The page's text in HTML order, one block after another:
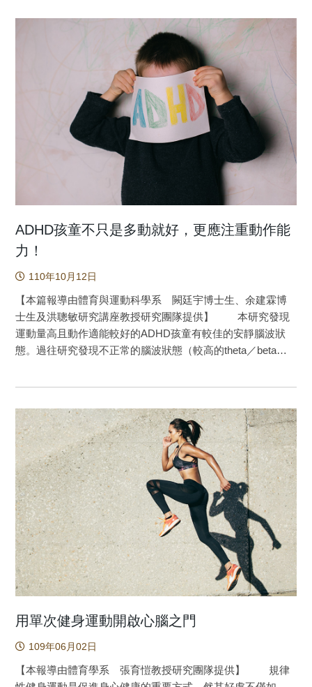
跳變異率(heart rate variability, HRV)等觀察心生理機制。因此
本研究主要目的為中等強度急性運動後ADHD孩童抑制功能與
心跳變異率保留效果之探討。研究方法為以組內平衡設計針
對18位8-12歲確診之ADHD孩童，分別進行運動情境與控制情
境，並觀察兩種情境後1小時內的抑制功能(Flanker task)、心
跳變異率(HRV)與事件關連電位(ERP)指標上的變化。
本研究結果顯示在抑制測驗中，運動情境比控制情境無論任
何難度皆有較高的正確率且能持續至運動後60分鐘，在ERP
分析上，N2也不論任何難度皆有較高的振幅且能持續至運動
後60分鐘(如圖一)。但HRV分析上，僅發現在運動後30分鐘
有兩情境差異。急性運動對ADHD孩童在抑制功能上的保留效
果可以維持至60分鐘，並且反映在抑制作業的成績表現與
ERP的指標上，此外，交感神經/副交感神經的調節並不是造
成運動過後認知助益的原因。本研究是從認知神經科學的角
度來了解急性運動對於認知助益的持續效果的觀察，從實踐
角度來說，仍建議以急性中等強度運動的方式來協助ADHD孩
https://doi.org/10.1038/s41598-020-76859-9
高爾夫選手進行60次推桿作業，並同時記錄腦電波資料。將
兩組別的腦電波資料進行比較，結果發現菁英選手在推桿
前，會投入較高的注意力資源到動作計畫和視覺空間注意力
的訊息處理，並且降低認知-動作的訊息處理干擾。這些研究
發現不僅強調運動員執行動作時，大腦歷程變化的重要性，
也提供有關運動選手優秀表現在認知-動作訊息處理歷程特殊
性的科學證據。 瞭解優秀技能運動員的認知-動作歷
程，不僅能夠提供相關訊息用以提升動作表現，還能夠促進
動作學習的效率。然而，心理動作的狀態在執行動作時是隨
時間呈現動態變化，甚少神經科學的研究以認知-動作歷程檢
測菁英選手執行動作表現時的動態心理動作特徵。本研究以
選手在推桿時的表現，以及推桿過程的認知-動作歷程，來探
究菁英選手在執行優秀技能表現時的認知-動作歷程。研究過
程共招募20位菁英高爾夫選手和18位業餘高爾夫選手進行60
次推桿作業，並同時記錄腦電波資料。將兩組別的腦電波資
料進行比較(如圖一)，結果發現菁英選手的特徵包含：(一)推
桿前兩秒到一秒，在頂葉(Pz)與右顳葉(T8)出現較低alpha
2(10-12 Hz)功率。(二)推桿前一秒到開始執行動作，較低的
Mu 2(10-12 Hz)功率出現在前額葉(Fz)、右顳葉以及中央區
源到動作計畫和視覺空間注意力的訊息處理，並且降低認知-
動作的訊息處理干擾。這些研究發現不僅強調運動員執行動
作時，大腦歷程變化的重要性，也提供有關運動選手優秀表
現在認知-動作訊息處理歷程特殊性的科學證據。 圖一：菁英
和業餘高爾夫選手在推桿前的大腦狀態差異。 原文出處：
Wang, K. P., Cheng, M. Y., Chen, T. T., Huang, C. J., Schack,
T., & Hung, T. M. (2020). Elite golfers are characterized by
psychomotor refinement in cognitive-motor processes.
Psychology of Sport and Exercise, 50, 101739.
https://doi.org/10.1016/j.psychsport.2020.101739
ADHD孩童不只是多動就好，更應注重動作能
力！
110年10月12日
【本篇報導由體育與運動科學系 闕廷宇博士生、余建霖博
士生及洪聰敏研究講座教授研究團隊提供】 本研究發現
運動量高且動作適能較好的ADHD孩童有較佳的安靜腦波狀
態。過往研究發現不正常的腦波狀態（較高的theta／beta比
清。為提供給未來運動課程設計一些初步建議，本研究目的
在瞭解ADHD孩童身體活動量、動作適能及安靜腦波狀態之間
的關係。本研究測量年齡介於7至12歲共73位ADHD孩童的安
靜腦波、動作適能以及使用三軸加速規瞭解ADHD孩童們一週
身體的活動量。研究發現動作適能會調節中高強度身體活動
量與TBR之間的關係，中高強度運動量高且動作適能較好的
ADHD孩童有較低的TBR，說明了動作適能對於ADHD孩童的
重要性。因此，建議未來在針對ADHD孩童設計運動處方時，
需同時著重身體活動量的提升及動作適能的促進。 注意
力缺陷過動症（Attention Deficit and Hyperactivity Disorder，
簡稱ADHD）的孩童相比於一般孩童表現出不同的安靜腦波狀
有較低的覺醒狀態，而這樣的腦波狀態可能是造成ADHD孩童
升ADHD孩童專注力及認知功能表現，然而促進ADHD孩童認
知功能的最佳運動處方並未清楚。為提供給未來運動介入處
用單次健身運動開啟心腦之門
109年06月02日
【本報導由體育學系 張育愷教授研究團隊提供】 規律